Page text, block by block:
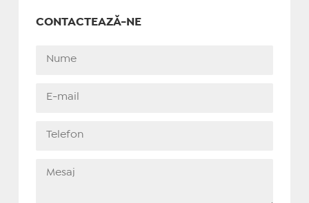
CONTACTEAZĂ-NE